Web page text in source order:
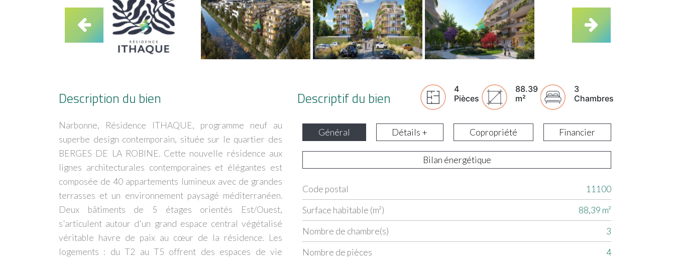
Description du bien
Narbonne, Résidence ITHAQUE, programme neuf au
superbe design contemporain, située sur le quartier des
BERGES DE LA ROBINE. Cette nouvelle résidence aux
lignes architecturales contemporaines et élégantes est
composée de 40 appartements lumineux avec de grandes
terrasses et un environnement paysagé méditerranéen.
Deux bâtiments de 5 étages orientés Est/Ouest,
s'articulent autour d'un grand espace central végétalisé
véritable havre de paix au cœur de la résidence. Les
logements : du T2 au T5 offrent des espaces de vie
Descriptif du bien
4
Pièces
88.39
m²
3
Chambres
Général Détails + Copropriété Financier
Bilan énergétique
Label Value
Code postal
11100
Surface habitable (m²)
88,39 m²
Nombre de chambre(s)
3
Nombre de pièces
4